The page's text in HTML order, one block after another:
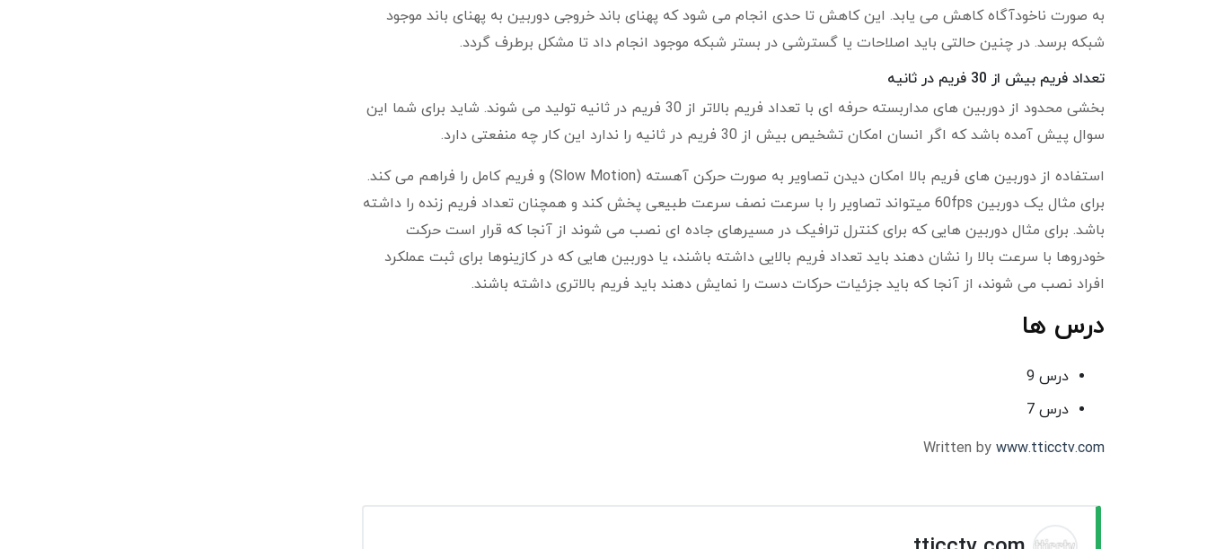
به صورت ناخودآگاه کاهش می یابد. این کاهش تا حدی انجام می شود که پهنای باند خروجی دوربین به پهنای باند موجود
شبکه برسد. در چنین حالتی باید اصلاحات یا گسترشی در بستر شبکه موجود انجام داد تا مشکل برطرف گردد.
تعداد فریم بیش از 30 فریم در ثانیه
بخشی محدود از دوربین های مداربسته حرفه ای با تعداد فریم بالاتر از 30 فریم در ثانیه تولید می شوند. شاید برای شما این
سوال پیش آمده باشد که اگر انسان امکان تشخیص بیش از 30 فریم در ثانیه را ندارد این کار چه منفعتی دارد.
استفاده از دوربین های فریم بالا امکان دیدن تصاویر به صورت حرکن آهسته (Slow Motion) و فریم کامل را فراهم می کند.
برای مثال یک دوربین 60fps میتواند تصاویر را با سرعت نصف سرعت طبیعی پخش کند و همچنان تعداد فریم زنده را داشته
باشد. برای مثال دوربین هایی که برای کنترل ترافیک در مسیرهای جاده ای نصب می شوند از آنجا که قرار است حرکت
خودروها با سرعت بالا را نشان دهند باید تعداد فریم بالایی داشته باشند، یا دوربین هایی که در کازینوها برای ثبت عملکرد
افراد نصب می شوند، از آنجا که باید جزئیات حرکات دست را نمایش دهند باید فریم بالاتری داشته باشند.
درس ها
درس 9
درس 7
Written by www.tticctv.com